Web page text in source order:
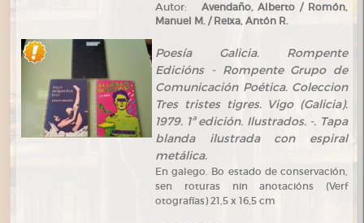
Autor: Avendaño, Alberto / Romón,
Manuel M. / Reixa, Antón R.
Poesía Galicia. Rompente
Edicións - Rompente Grupo de
Comunicación Poética. Coleccion
Tres tristes tigres. Vigo (Galicia).
1979. 1ª edición. Ilustrados. -. Tapa
blanda ilustrada con espiral
metálica.
En galego. Bo estado de conservación,
sen roturas nin anotacións (Verf
otografías) 21,5 x 16,5 cm